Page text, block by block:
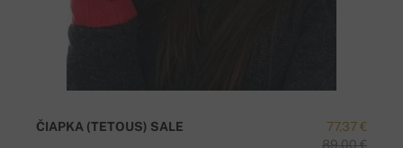
77,37 €
89,00 €
ČIAPKA (TETOUS) SALE